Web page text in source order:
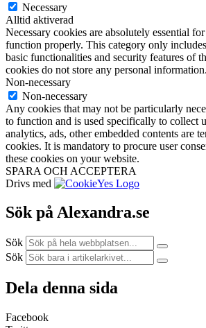
Necessary
Alltid aktiverad
Necessary cookies are absolutely essential
function properly. This category only
basic functionalities and security features of
cookies do not store any personal information.
Non-necessary
Non-necessary
Any cookies that may not be particularly
to function and is used specifically to collect
analytics, ads, other embedded contents are
cookies. It is mandatory to procure user
these cookies on your website.
SPARA OCH ACCEPTERA
Drivs med
Sök på Alexandra.se
Sök
Sök
Dela denna sida
Facebook